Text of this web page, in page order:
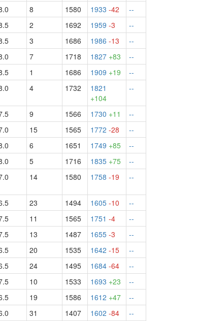
8 1580 1933 -42
--
2 1692 1959 -3
--
3 1686 1986 -13
--
7 1718 1827 +83
--
1 1686 1909 +19
--
4 1732
1821
+104
--
9 1566 1730 +11
--
15 1565 1772 -28
--
6 1651 1749 +85
--
5 1716 1835 +75
--
14 1580 1758 -19 --
23 1494 1605 -10
--
11 1565 1751 -4
--
13 1487 1655 -3
--
20 1535 1642 -15
--
24 1495 1684 -64
--
10 1533 1693 +23
--
19 1586 1612 +47
--
31 1407 1602 -84
--